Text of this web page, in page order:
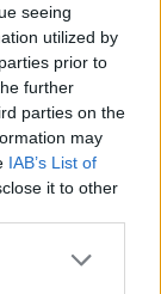
seeing
utilized by
prior to
further
parties on the
may
IAB’s List of
it to other
το